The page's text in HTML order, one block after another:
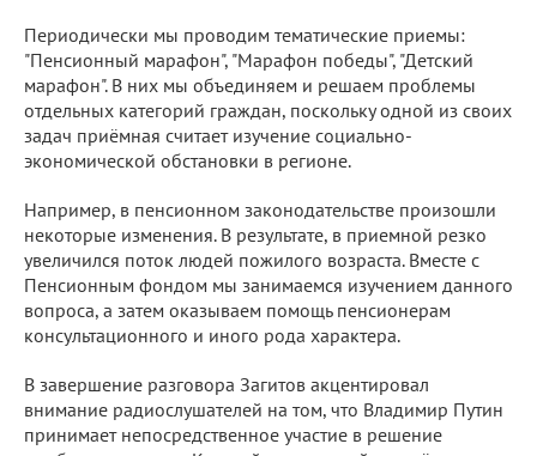
Периодически мы проводим тематические приемы:
"Пенсионный марафон", "Марафон победы", "Детский
марафон". В них мы объединяем и решаем проблемы
отдельных категорий граждан, поскольку одной из своих
задач приёмная считает изучение социально-
экономической обстановки в регионе.
Например, в пенсионном законодательстве произошли
некоторые изменения. В результате, в приемной резко
увеличился поток людей пожилого возраста. Вместе с
Пенсионным фондом мы занимаемся изучением данного
вопроса, а затем оказываем помощь пенсионерам
консультационного и иного рода характера.
В завершение разговора Загитов акцентировал
внимание радиослушателей на том, что Владимир Путин
принимает непосредственное участие в решение